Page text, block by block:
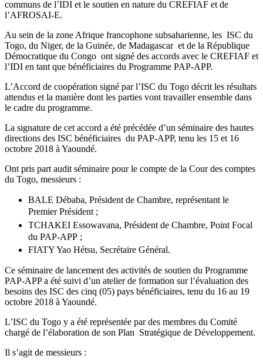
communs de l’IDI et le soutien en nature du CREFIAF et de
l’AFROSAI-E.
Au sein de la zone Afrique francophone subsaharienne, les ISC du
Togo, du Niger, de la Guinée, de Madagascar et de la République
Démocratique du Congo ont signé des accords avec le CREFIAF et
l’IDI en tant que bénéficiaires du Programme PAP-APP.
L’Accord de coopération signé par l’ISC du Togo décrit les résultats
attendus et la manière dont les parties vont travailler ensemble dans
le cadre du programme.
La signature de cet accord a été précédée d’un séminaire des hautes
directions des ISC bénéficiaires du PAP-APP, tenu les 15 et 16
octobre 2018 à Yaoundé.
Ont pris part audit séminaire pour le compte de la Cour des comptes
du Togo, messieurs :
BALE Débaba, Président de Chambre, représentant le
Premier Président ;
TCHAKEI Essowavana, Président de Chambre, Point Focal
du PAP-APP ;
FIATY Yao Hétsu, Secrétaire Général.
Ce séminaire de lancement des activités de soutien du Programme
PAP-APP a été suivi d’un atelier de formation sur l’évaluation des
besoins des ISC des cinq (05) pays bénéficiaires, tenu du 16 au 19
octobre 2018 à Yaoundé.
L’ISC du Togo y a été représentée par des membres du Comité
chargé de l’élaboration de son Plan Stratégique de Développement.
Il s’agit de messieurs :